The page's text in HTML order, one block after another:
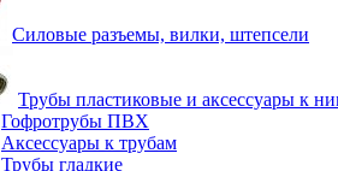
Силовые разъемы, вилки, штепсели
Трубы пластиковые и аксессуары к
Гофротрубы ПВХ
Аксессуары к трубам
Трубы гладкие